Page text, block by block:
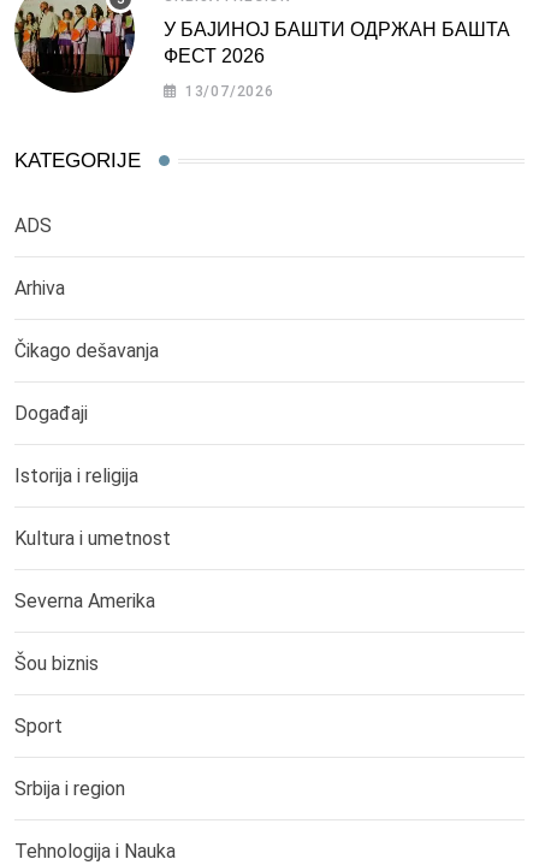
У БАЈИНОЈ БАШТИ ОДРЖАН БАШТА
ФЕСТ 2026
13/07/2026
KATEGORIJE
ADS
Arhiva
Čikago dešavanja
Događaji
Istorija i religija
Kultura i umetnost
Severna Amerika
Šou biznis
Sport
Srbija i region
Tehnologija i Nauka